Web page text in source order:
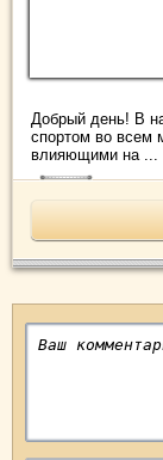
Добрый день! В
спортом во всем
влияющими на ...